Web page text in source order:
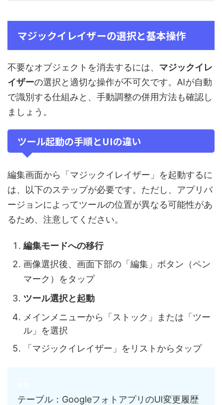
マジックイレイザーの選択と基本操作
不要なオブジェクトを消去するには、 マジックイレ
イザーの選択と適切な操作が不可欠です。AIが自動
で識別する仕組みと、手動調整の併用方法も確認し
ましょう。
ツール起動の手順とUIの違い
編集画面から「マジックイレイザー」を起動するに
は、以下のステップが必要です。ただし、アプリバ
ージョンによってツールの位置が異なる可能性があ
るため、注意してください。
編集モードへの移行
画像選択後、画面下部の「編集」ボタン（ペン
マーク）をタップ
ツール選択と起動
メインメニューから「ストック」または「ツー
ル」を選択
「マジックイレイザー」をリストからタップ
テーブル：GoogleフォトアプリのUI変更履歴